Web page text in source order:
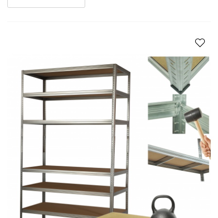
stronie. W pierwszej kolejności wybieramy grupę produktów (
regały magazynowe "Ocynkowane".
Filtrowanie zaczynamy od określenia ceny produktu.
Następnie kolejno:
głębokość
szerokość
wysokość
ilość półek
nośność półki
rodzaj wykończenia
Półkizachowują deklarowaną nośność, przy spełnieniu